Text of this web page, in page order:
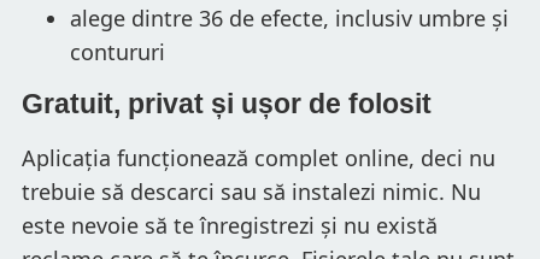
alege dintre 36 de efecte, inclusiv umbre și
contururi
Gratuit, privat și ușor de folosit
Aplicația funcționează complet online, deci nu
trebuie să descarci sau să instalezi nimic. Nu
este nevoie să te înregistrezi și nu există